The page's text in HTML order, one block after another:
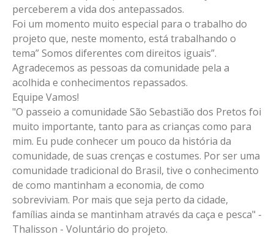
perceberem a vida dos antepassados.
Foi um momento muito especial para o trabalho do
projeto que, neste momento, está trabalhando o
tema” Somos diferentes com direitos iguais”.
Agradecemos as pessoas da comunidade pela a
acolhida e conhecimentos repassados.
Equipe Vamos!
"O passeio a comunidade São Sebastião dos Pretos foi
muito importante, tanto para as crianças como para
mim. Eu pude conhecer um pouco da história da
comunidade, de suas crenças e costumes. Por ser uma
comunidade tradicional do Brasil, tive o conhecimento
de como mantinham a economia, de como
sobreviviam. Por mais que seja perto da cidade,
famílias ainda se mantinham através da caça e pesca" -
Thalisson - Voluntário do projeto.